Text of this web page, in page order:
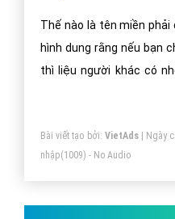
Thế nào là tên miền phải
hình dung rằng nếu bạn
thì liệu người khác có
Bài viết tạo bởi: VietAds| Ngày
nhập(1009) - No Audio